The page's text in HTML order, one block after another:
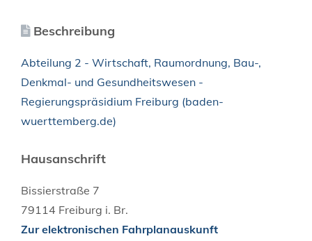
Beschreibung
Abteilung 2 - Wirtschaft, Raumordnung, Bau-,
Denkmal- und Gesundheitswesen -
Regierungspräsidium Freiburg (baden-
wuerttemberg.de)
Hausanschrift
Bissierstraße 7
79114 Freiburg i. Br.
Zur elektronischen Fahrplanauskunft